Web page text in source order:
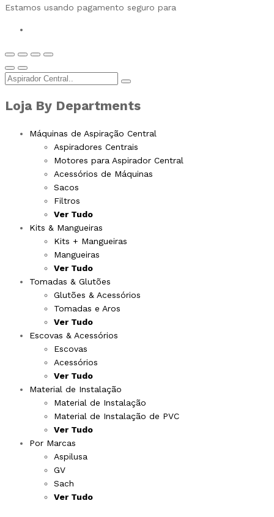
Estamos usando pagamento seguro para
Loja By Departments
Máquinas de Aspiração Central
Aspiradores Centrais
Motores para Aspirador Central
Acessórios de Máquinas
Sacos
Filtros
Ver Tudo
Kits & Mangueiras
Kits + Mangueiras
Mangueiras
Ver Tudo
Tomadas & Glutões
Glutões & Acessórios
Tomadas e Aros
Ver Tudo
Escovas & Acessórios
Escovas
Acessórios
Ver Tudo
Material de Instalação
Material de Instalação
Material de Instalação de PVC
Ver Tudo
Por Marcas
Aspilusa
GV
Sach
Ver Tudo